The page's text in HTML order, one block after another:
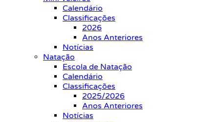
Calendário
Classificações
2026
Anos Anteriores
Notícias
Natação
Escola de Natação
Calendário
Classificações
2025/2026
Anos Anteriores
Notícias